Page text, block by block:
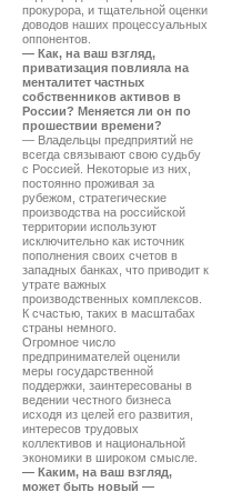
прокурора, и тщательной оценки
доводов наших процессуальных
оппонентов.
— Как, на ваш взгляд,
приватизация повлияла на
менталитет частных
собственников активов в
России? Меняется ли он по
прошествии времени?
— Владельцы предприятий не
всегда связывают свою судьбу
с Россией. Некоторые из них,
постоянно проживая за
рубежом, стратегические
производства на российской
территории используют
исключительно как источник
пополнения своих счетов в
западных банках, что приводит к
утрате важных
производственных комплексов.
К счастью, таких в масштабах
страны немного.
Огромное число
предпринимателей оценили
меры государственной
поддержки, заинтересованы в
ведении честного бизнеса
исходя из целей его развития,
интересов трудовых
коллективов и национальной
экономики в широком смысле.
— Каким, на ваш взгляд,
может быть новый —